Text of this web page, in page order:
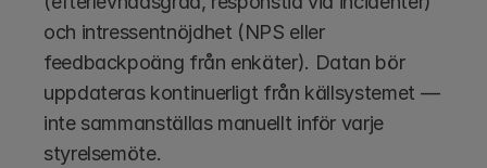
och intressentnöjdhet (NPS eller
feedbackpoäng från enkäter). Datan bör
uppdateras kontinuerligt från källsystemet —
inte sammanställas manuellt inför varje
styrelsemöte.